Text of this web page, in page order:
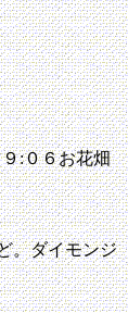
:０６お花畑
。ダイモンジ